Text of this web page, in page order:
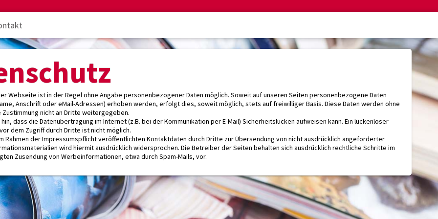
Webseite ist in der Regel ohne Angabe personenbezogener Daten möglich. Soweit auf unseren Seiten personenbezogene Daten
Anschrift oder eMail-Adressen) erhoben werden, erfolgt dies, soweit möglich, stets auf freiwilliger Basis. Diese Daten werden ohne
Zustimmung nicht an Dritte weitergegeben.
dass die Datenübertragung im Internet (z.B. bei der Kommunikation per E-Mail) Sicherheitslücken aufweisen kann. Ein lückenloser
dem Zugriff durch Dritte ist nicht möglich.
Rahmen der Impressumspflicht veröffentlichten Kontaktdaten durch Dritte zur Übersendung von nicht ausdrücklich angeforderter
wird hiermit ausdrücklich widersprochen. Die Betreiber der Seiten behalten sich ausdrücklich rechtliche Schritte im
Zusendung von Werbeinformationen, etwa durch Spam-Mails, vor.